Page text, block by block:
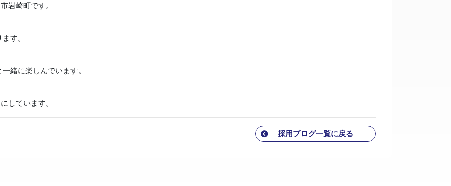
岩崎町です。
す。
緒に楽しんでいます。
しています。
採用ブログ一覧に戻る